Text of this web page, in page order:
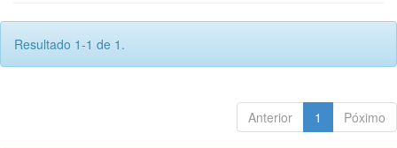
Resultado 1-1 de 1.
Anterior 1 Póximo